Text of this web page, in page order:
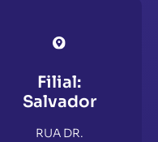
Filial:
Salvador
RUA DR.